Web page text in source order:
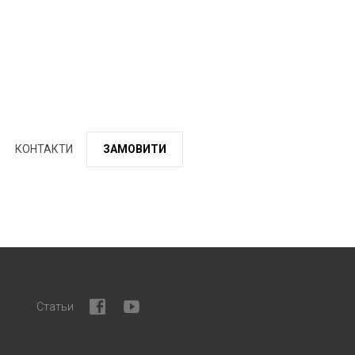
КОНТАКТИ ЗАМОВИТИ
Статьи facebook